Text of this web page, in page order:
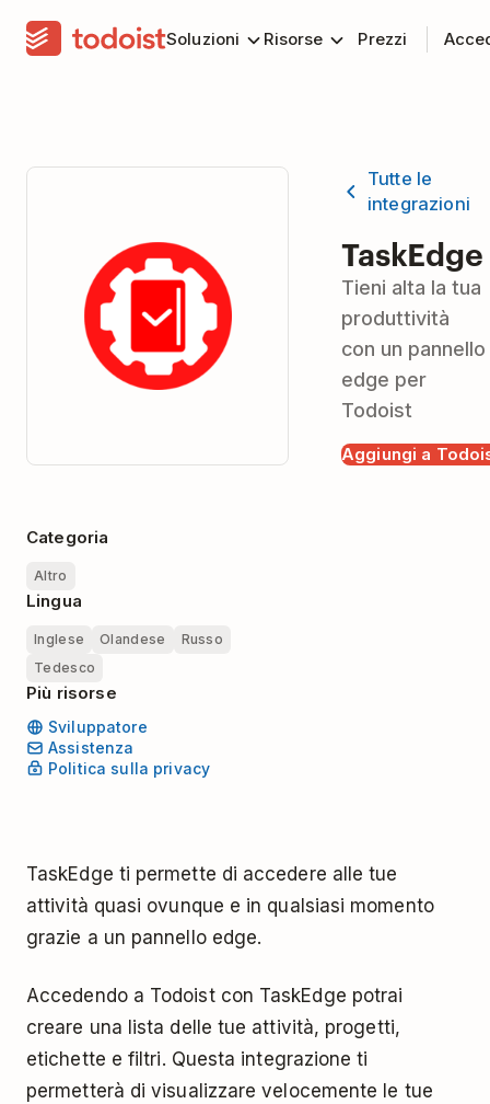
Soluzioni Risorse Prezzi
Tutte le
integrazioni
TaskEdge
Tieni alta la tua
produttività
con un pannello
edge per
Todoist
Aggiungi a
Categoria
Altro
Lingua
Inglese Olandese
Russo
Tedesco
Più risorse
Sviluppatore
Assistenza
Politica sulla privacy
TaskEdge ti permette di accedere alle tue
attività quasi ovunque e in qualsiasi momento
grazie a un pannello edge.
Accedendo a Todoist con TaskEdge potrai
creare una lista delle tue attività, progetti,
etichette e filtri. Questa integrazione ti
permetterà di visualizzare velocemente le tue